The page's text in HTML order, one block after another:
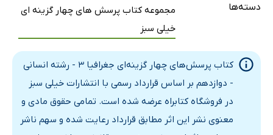
دسته‌ها
مجموعه کتاب پرسش های چهار گزینه ای
خیلی سبز
کتاب پرسش‌های چهار گزینه‌ای جغرافیا 3 - رشته انسانی
- دوازدهم بر اساس قرارداد رسمی با انتشارات خیلی سبز
در فروشگاه کتابراه عرضه شده است. تمامی حقوق مادی و
معنوی نشر این اثر مطابق قرارداد رعایت شده و سهم ناشر